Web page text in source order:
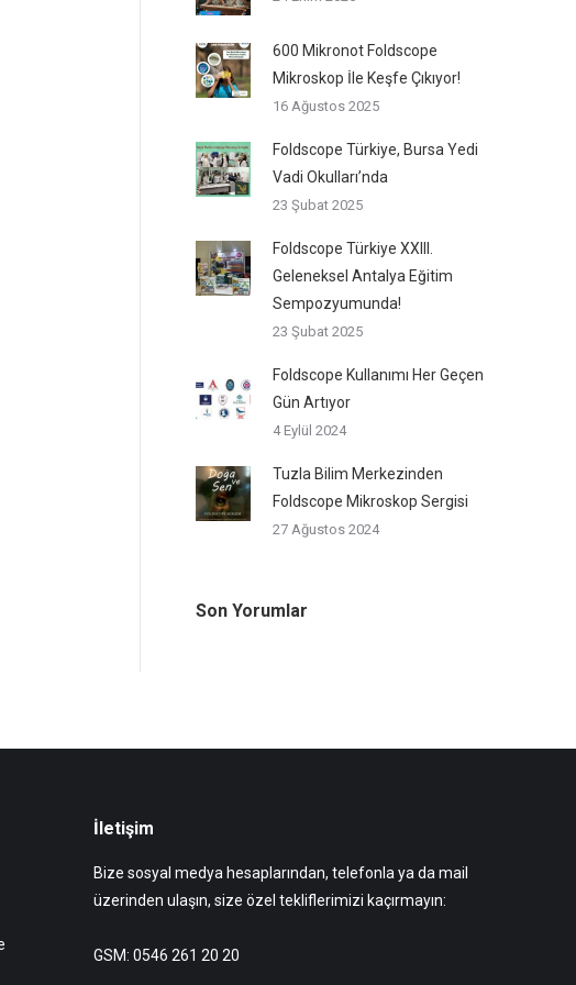
600 Mikronot Foldscope
Mikroskop İle Keşfe Çıkıyor!
16 Ağustos 2025
Foldscope Türkiye, Bursa Yedi
Vadi Okulları’nda
23 Şubat 2025
Foldscope Türkiye XXIII.
Geleneksel Antalya Eğitim
Sempozyumunda!
23 Şubat 2025
Foldscope Kullanımı Her Geçen
Gün Artıyor
4 Eylül 2024
Tuzla Bilim Merkezinden
Foldscope Mikroskop Sergisi
27 Ağustos 2024
Son Yorumlar
İletişim
Bize sosyal medya hesaplarından, telefonla ya da mail
üzerinden ulaşın, size özel tekliflerimizi kaçırmayın:
GSM: 0546 261 20 20